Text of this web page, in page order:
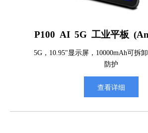
P100 AI 5G 工业平板
5G，10.95"显示屏，10000mAh可拆
防护
查看详细